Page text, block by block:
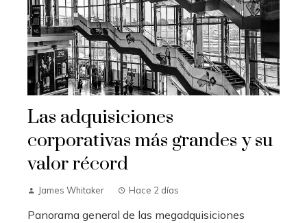
Las adquisiciones
corporativas más grandes y su
valor récord
James Whitaker Hace 2 días
Panorama general de las megadquisiciones